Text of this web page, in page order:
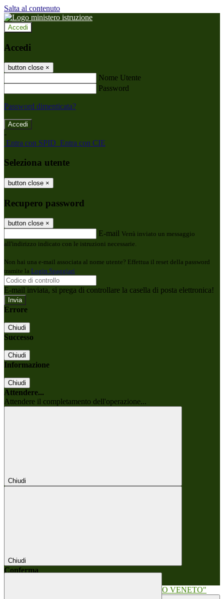
Salta al contenuto
Accedi
Accedi
button close ×
Nome Utente
Password
Password dimenticata?
-
Entra con SPID Entra con CIE
Seleziona utente
button close ×
Recupero password
button close ×
E-mail Verrà inviato un messaggio
all'indirizzo indicato con le istruzioni necessarie.
Non hai una e-mail associata al nome utente? Effettua il reset della password
tramite la Login Spaggiari
E-mail inviata, si prega di controllare la casella di posta elettronica!
Errore
Chiudi
Successo
Chiudi
Informazione
Chiudi
Attendere...
Attendere il completamento dell'operazione...
Chiudi
Chiudi
Conferma